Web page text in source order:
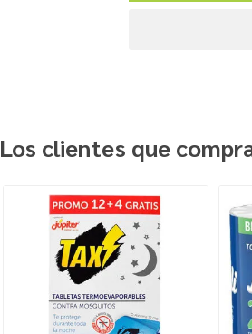
Los clientes que